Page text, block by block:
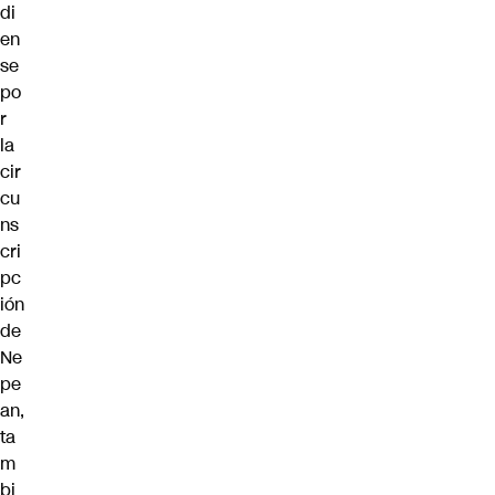
di
en
se
po
r
la
cir
cu
ns
cri
pc
ión
de
Ne
pe
an,
ta
m
bi